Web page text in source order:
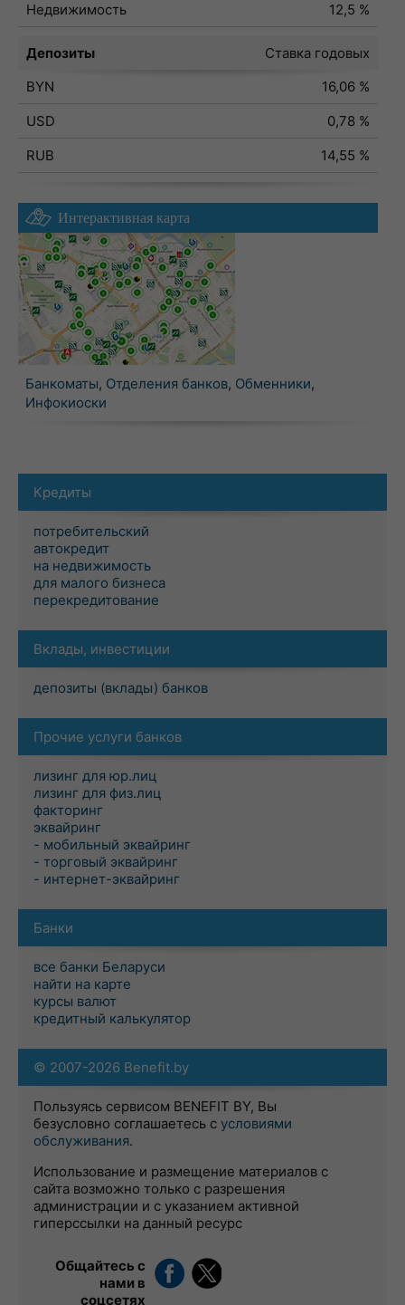
Недвижимость
12,5 %
Депозиты
Ставка годовых
BYN
16,06 %
USD
0,78 %
RUB
14,55 %
Интерактивная карта
Банкоматы, Отделения банков, Обменники,
Инфокиоски
Кредиты
потребительский
автокредит
на недвижимость
для малого бизнеса
перекредитование
Вклады, инвестиции
депозиты (вклады) банков
Прочие услуги банков
лизинг для юр.лиц
лизинг для физ.лиц
факторинг
эквайринг
- мобильный эквайринг
- торговый эквайринг
- интернет-эквайринг
Банки
все банки Беларуси
найти на карте
курсы валют
кредитный калькулятор
© 2007-2026 Benefit.by
Пользуясь сервисом BENEFIT BY, Вы
безусловно соглашаетесь с условиями
обслуживания.
Использование и размещение материалов с
сайта возможно только с разрешения
администрации и с указанием активной
гиперссылки на данный ресурс
Общайтесь с
нами в
соцсетях